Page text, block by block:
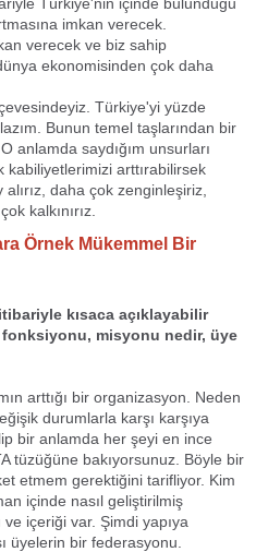
imkan verecek.
verecek ve biz sahip
ekonomisinden çok daha
Türkiye'yi yüzde
Bunun temel taşlarından bir
anlamda saydığım unsurları
arttırabilirsek
daha çok zenginleşiriz,
kalkınırız.
Örnek Mükemmel Bir
kısaca açıklayabilir
fonksiyonu, misyonu nedir, üye
arttığı bir organizasyon. Neden
durumlarla karşı karşıya
bir anlamda her şeyi en ince
tüzüğüne bakıyorsunuz. Böyle bir
etmem gerektiğini tarifliyor. Kim
içinde nasıl geliştirilmiş
içeriği var. Şimdi yapıya
üyelerin bir federasyonu.